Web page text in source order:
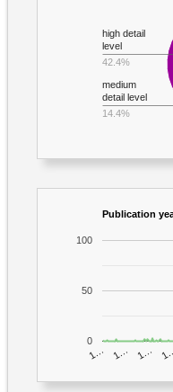
medium
detail level
14.4%
high detail
level
42.4%
Publication
1… 1… 1…
0
50
100